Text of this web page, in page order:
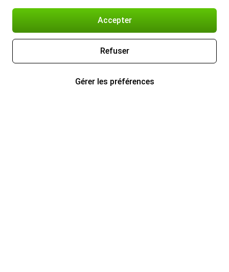
Accepter
Refuser
Gérer les préférences